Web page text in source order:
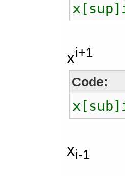
xi+1
Code:
xi-1